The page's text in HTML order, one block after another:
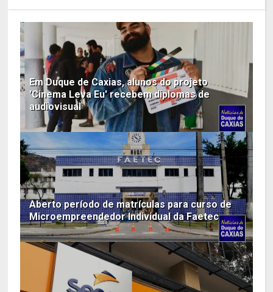
Em Duque de Caxias, alunos do projeto
'Cinema Leva Eu' recebem diplomas de
audiovisual
Aberto período de matrículas para curso de
Microempreendedor Individual da Faetec